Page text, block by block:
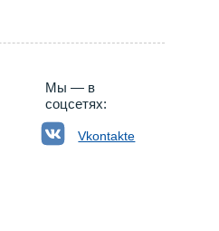
Мы — в
соцсетях:
Vkontakte